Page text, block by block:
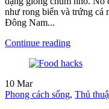
như rong biển và trứng cá
Đông Nam...
Continue reading
10 Mar
Phong cách sống, Thủ